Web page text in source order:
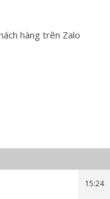
hàng trên Zalo
15:24